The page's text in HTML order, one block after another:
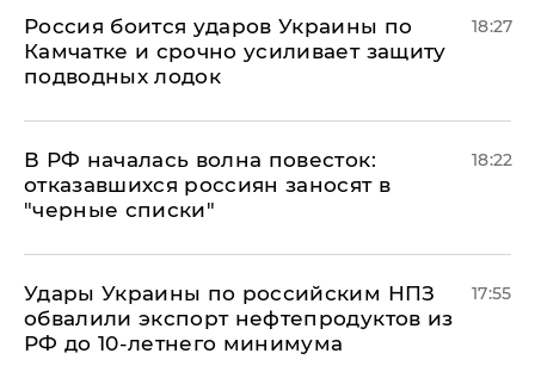
Россия боится ударов Украины по
Камчатке и срочно усиливает защиту
подводных лодок
18:27
​В РФ началась волна повесток:
отказавшихся россиян заносят в
"черные списки"
18:22
Удары Украины по российским НПЗ
обвалили экспорт нефтепродуктов из
РФ до 10-летнего минимума
17:55